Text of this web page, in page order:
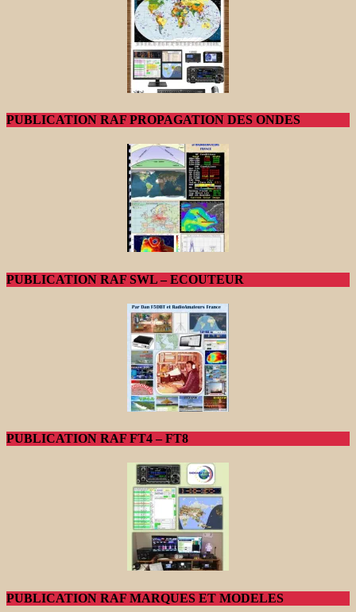
PUBLICATION RAF PROPAGATION DES ONDES
PUBLICATION RAF SWL – ECOUTEUR
PUBLICATION RAF FT4 – FT8
PUBLICATION RAF MARQUES ET MODELES